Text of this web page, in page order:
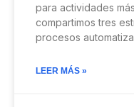
para actividades
compartimos tres
procesos
LEER MÁS »